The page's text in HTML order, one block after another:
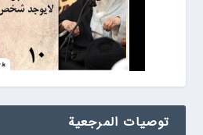
توصيات المرجعیة